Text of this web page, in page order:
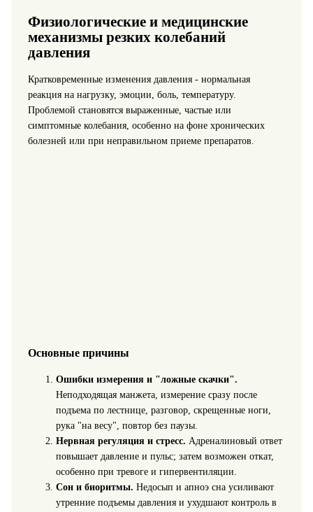
Физиологические и медицинские
механизмы резких колебаний
давления
Кратковременные изменения давления - нормальная
реакция на нагрузку, эмоции, боль, температуру.
Проблемой становятся выраженные, частые или
симптомные колебания, особенно на фоне хронических
болезней или при неправильном приеме препаратов.
Основные причины
Ошибки измерения и "ложные скачки".
Неподходящая манжета, измерение сразу после
подъема по лестнице, разговор, скрещенные ноги,
рука "на весу", повтор без паузы.
Нервная регуляция и стресс. Адреналиновый ответ
повышает давление и пульс; затем возможен откат,
особенно при тревоге и гипервентиляции.
Сон и биоритмы. Недосып и апноэ сна усиливают
утренние подъемы давления и ухудшают контроль в